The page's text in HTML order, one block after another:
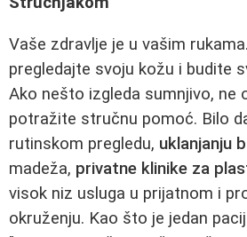
Vaše zdravlje je u vašim
pregledajte svoju kožu i budite
Ako nešto izgleda sumnjivo, ne
potražite stručnu pomoć. Bilo
rutinskom pregledu, uklanjanju
madeža, privatne klinike za
visok niz usluga u prijatnom i
okruženju. Kao što je jedan